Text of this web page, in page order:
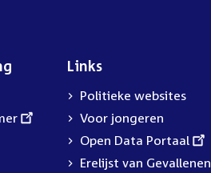
Links
Politieke websites
Voor jongeren
External
link:
Open Data Portaal
Erelijst van Gevallenen